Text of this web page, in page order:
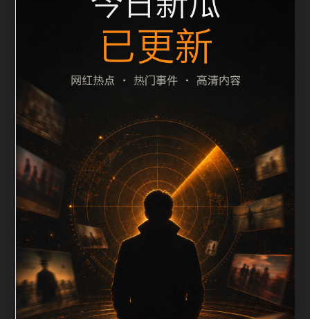
之间识别一致主题。后续每日采集时，建议继续执行远
程图片本地化、坏图默认图兜底、标题去重和
description 长度过滤。如果同一主题下有多个相近页
面，应通过不同角度补充事件背景、访问场景、相关问
题或专题入口，降低站群页面之间的重复感。页面底部
保留同类推荐、上一篇下一篇和 sitemap 入口，保证重
要页面点击深度尽量控制在三次以内。正文维护时可按
用户搜索路径补充三类信息：入口是否稳定、同栏目还
有哪些可继续阅读、移动端打开时图片和摘要是否一
致。每次新增内容后同步检查标题、description、
canonical、主题图、alt、title和推荐链接，确保页面既
能被搜索引擎理解，也能让真实